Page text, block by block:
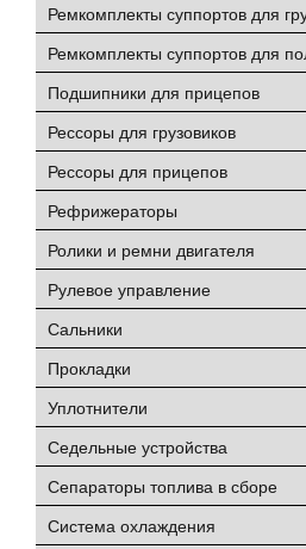
Ремкомплекты суппортов для
Ремкомплекты суппортов для
Подшипники для прицепов
Рессоры для грузовиков
Рессоры для прицепов
Рефрижераторы
Ролики и ремни двигателя
Рулевое управление
Сальники
Прокладки
Уплотнители
Седельные устройства
Сепараторы топлива в сборе
Система охлаждения